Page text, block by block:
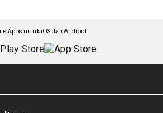
Apps untuk iOS dan Android